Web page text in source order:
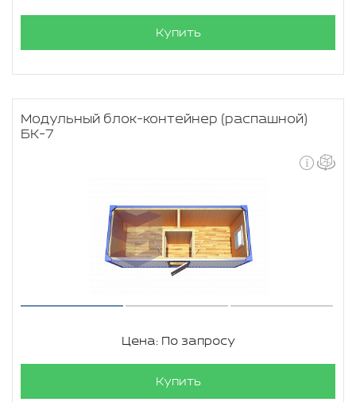
Купить
Модульный блок-контейнер (распашной)
БК-7
Цена: По запросу
Купить